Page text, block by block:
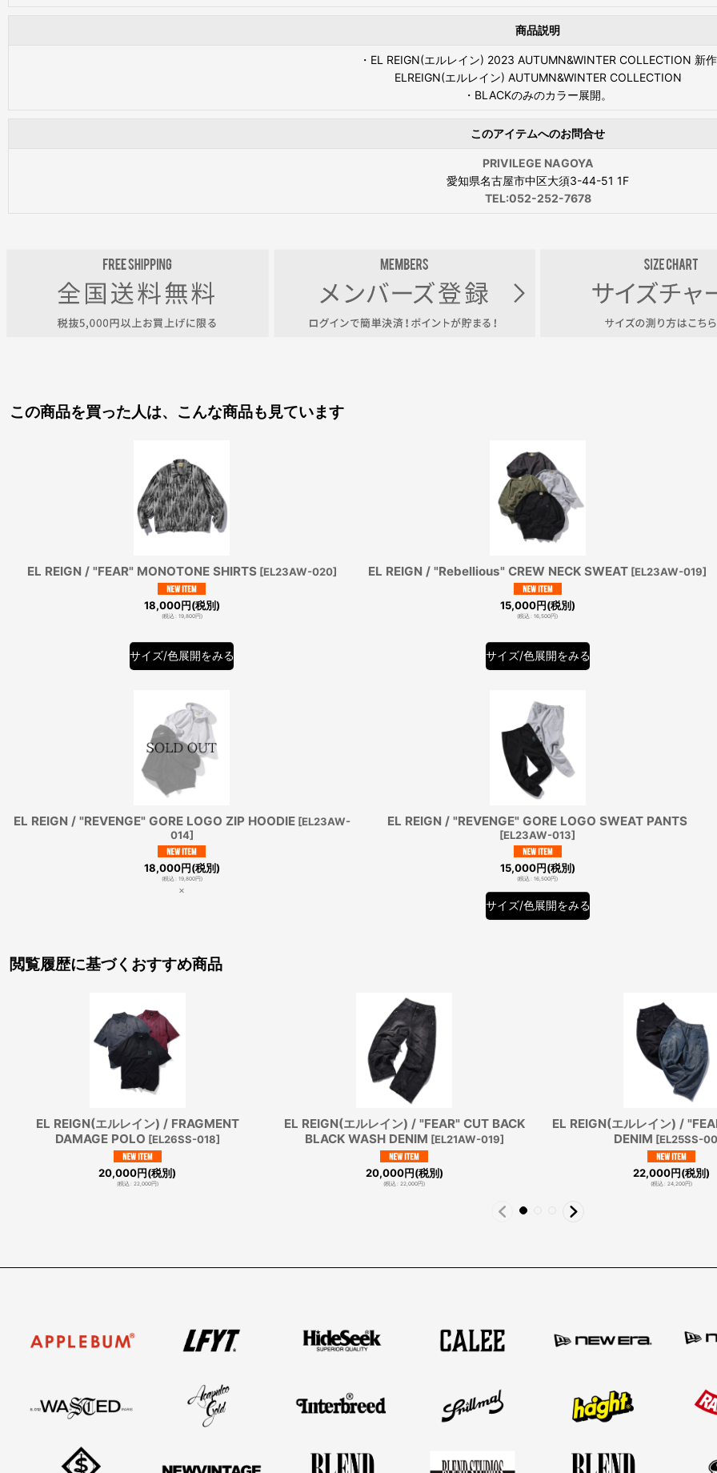
商品説明
・EL REIGN(エルレイン) 2023 AUTUMN&WINTER COLLECTION 新作
ELREIGN(エルレイン) AUTUMN&WINTER COLLECTION
・BLACKのみのカラー展開。
このアイテムへのお問合せ
PRIVILEGE NAGOYA
愛知県名古屋市中区大須3-44-51 1F
TEL:052-252-7678
この商品を買った人は、こんな商品も見ています
EL REIGN / "FEAR" MONOTONE SHIRTS [EL23AW-020]
18,000円(税別)
(税込: 19,800円)
サイズ/色展開をみる
EL REIGN / "Rebellious" CREW NECK SWEAT [EL23AW-019]
15,000円(税別)
(税込: 16,500円)
サイズ/色展開をみる
EL REIGN / "REVENGE" GORE LOGO ZIP HOODIE [EL23AW-
014]
18,000円(税別)
(税込: 19,800円)
×
EL REIGN / "REVENGE" GORE LOGO SWEAT PANTS
[EL23AW-013]
15,000円(税別)
(税込: 16,500円)
サイズ/色展開をみる
閲覧履歴に基づくおすすめ商品
EL REIGN(エルレイン) / FRAGMENT
DAMAGE POLO [EL26SS-018]
20,000円(税別)
(税込: 22,000円)
EL REIGN(エルレイン) / "FEAR" CUT BACK
BLACK WASH DENIM [EL21AW-019]
20,000円(税別)
(税込: 22,000円)
EL REIGN(エルレイン) /
DENIM [EL25SS-
22,000円(税別)
(税込: 24,200円)